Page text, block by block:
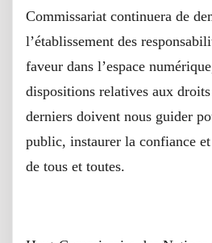
Commissariat continuera de
l’établissement des
faveur dans l’espace
dispositions relatives aux
derniers doivent nous guider
public, instaurer la confiance
de tous et toutes.